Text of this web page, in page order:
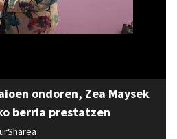
ondoren, Zea Maysek
berria prestatzen